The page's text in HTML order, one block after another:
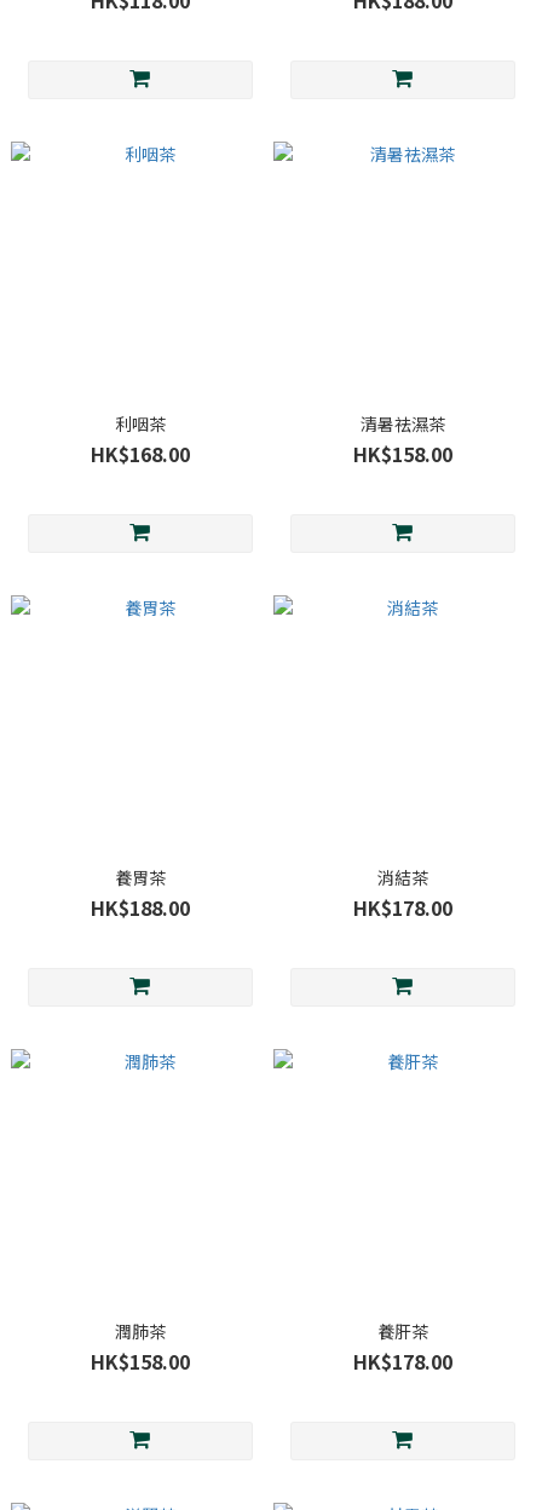
利咽茶
HK$168.00
清暑祛濕茶
HK$158.00
養胃茶
HK$188.00
消結茶
HK$178.00
潤肺茶
HK$158.00
養肝茶
HK$178.00